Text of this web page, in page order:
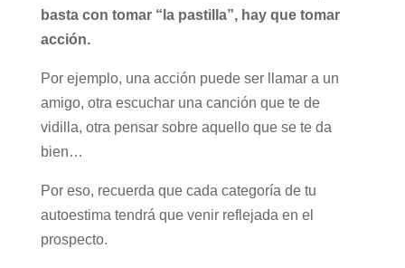
basta con tomar “la pastilla”, hay que tomar
acción.
Por ejemplo, una acción puede ser llamar a un
amigo, otra escuchar una canción que te de
vidilla, otra pensar sobre aquello que se te da
bien…
Por eso, recuerda que cada categoría de tu
autoestima tendrá que venir reflejada en el
prospecto.